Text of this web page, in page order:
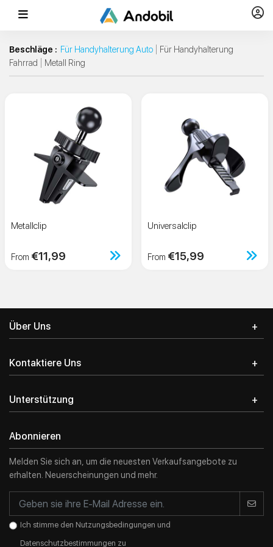
Beschläge : Für Handyhalterung Auto
Für Handyhalterung
Fahrrad
Metall Ring
Metallclip
From €11,99
Universalclip
From €15,99
Über Uns
Kontaktiere Uns
Unterstützung
Abonnieren
Melden Sie sich an, um die neuesten Verkaufsangebote zu
erhalten. Neuerscheinungen und mehr.
Ich stimme den Nutzungsbedingungen und
Datenschutzbestimmungen zu
E-Mail-Addresse
Einloggen in Registrieren